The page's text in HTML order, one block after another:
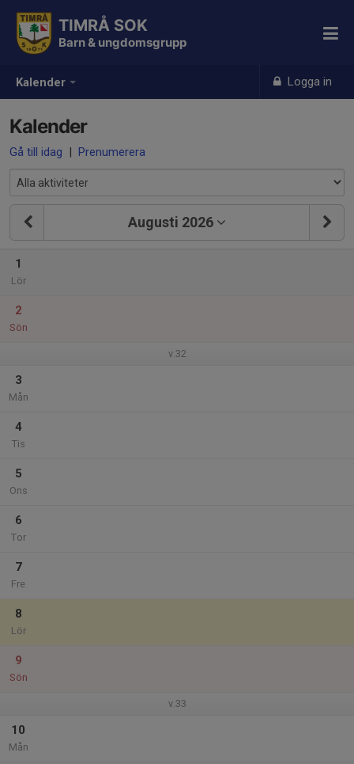
Kalender Logga in
TIMRÅ SOK
Barn & ungdomsgrupp
Kalender
Gå till idag | Prenumerera
Augusti 2026
1
Lör
2
Sön
v.32
3
Mån
4
Tis
5
Ons
6
Tor
7
Fre
8
Lör
9
Sön
v.33
10
Mån